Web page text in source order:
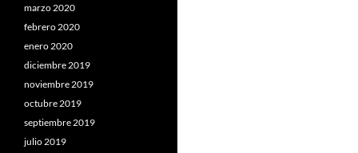
marzo 2020
febrero 2020
enero 2020
diciembre 2019
noviembre 2019
octubre 2019
septiembre 2019
julio 2019